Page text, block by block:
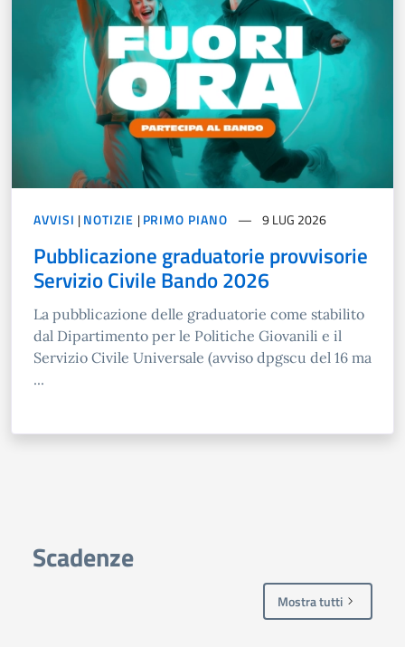
AVVISI |NOTIZIE |PRIMO PIANO 9 LUG 2026
Pubblicazione graduatorie provvisorie
Servizio Civile Bando 2026
La pubblicazione delle graduatorie come stabilito
dal Dipartimento per le Politiche Giovanili e il
Servizio Civile Universale (avviso dpgscu del 16 ma
...
Scadenze
Mostra tutti